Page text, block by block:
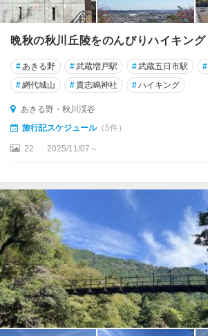
三
鷹
・
中
・
摩
尾
八
王
子
・
町
田
・
立
川
奥
晩秋の秋川丘陵をのんびりハイキング
#あきる野 #武蔵増戸駅 #武蔵五日市駅 #
#網代城山 #貴志嶋神社 #ハイキング
あきる野・秋川渓谷
旅行記スケジュール（5件）
22 2025/11/07～